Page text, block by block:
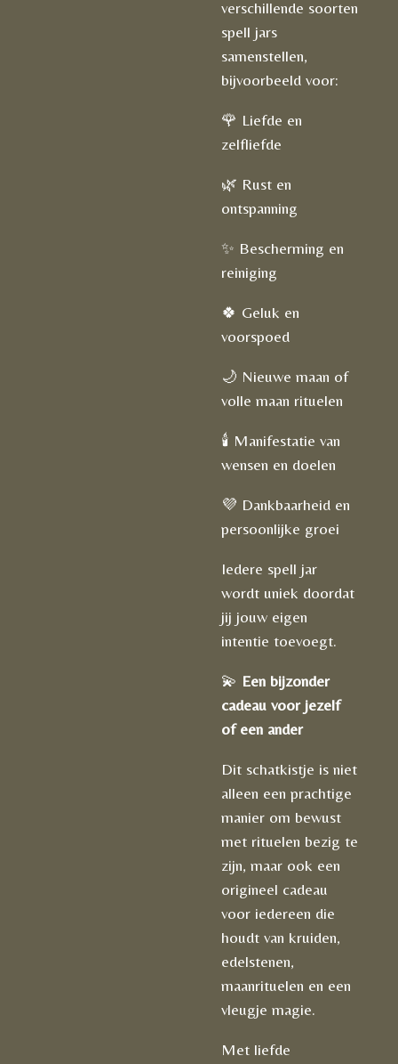
verschillende soorten
spell jars
samenstellen,
bijvoorbeeld voor:
🌹 Liefde en
zelfliefde
🌿 Rust en
ontspanning
✨ Bescherming en
reiniging
🍀 Geluk en
voorspoed
🌙 Nieuwe maan of
volle maan rituelen
🕯️ Manifestatie van
wensen en doelen
💜 Dankbaarheid en
persoonlijke groei
Iedere spell jar
wordt uniek doordat
jij jouw eigen
intentie toevoegt.
💫 Een bijzonder
cadeau voor jezelf
of een ander
Dit schatkistje is niet
alleen een prachtige
manier om bewust
met rituelen bezig te
zijn, maar ook een
origineel cadeau
voor iedereen die
houdt van kruiden,
edelstenen,
maanrituelen en een
vleugje magie.
Met liefde